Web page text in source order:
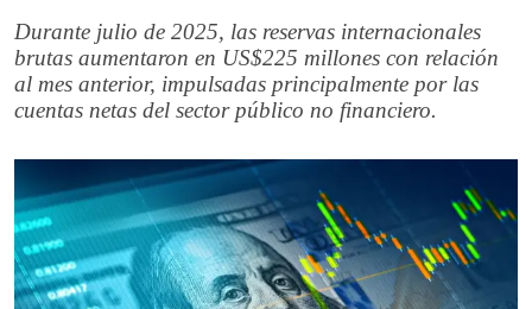
Durante julio de 2025, las reservas internacionales
brutas aumentaron en US$225 millones con relación
al mes anterior, impulsadas principalmente por las
cuentas netas del sector público no financiero.